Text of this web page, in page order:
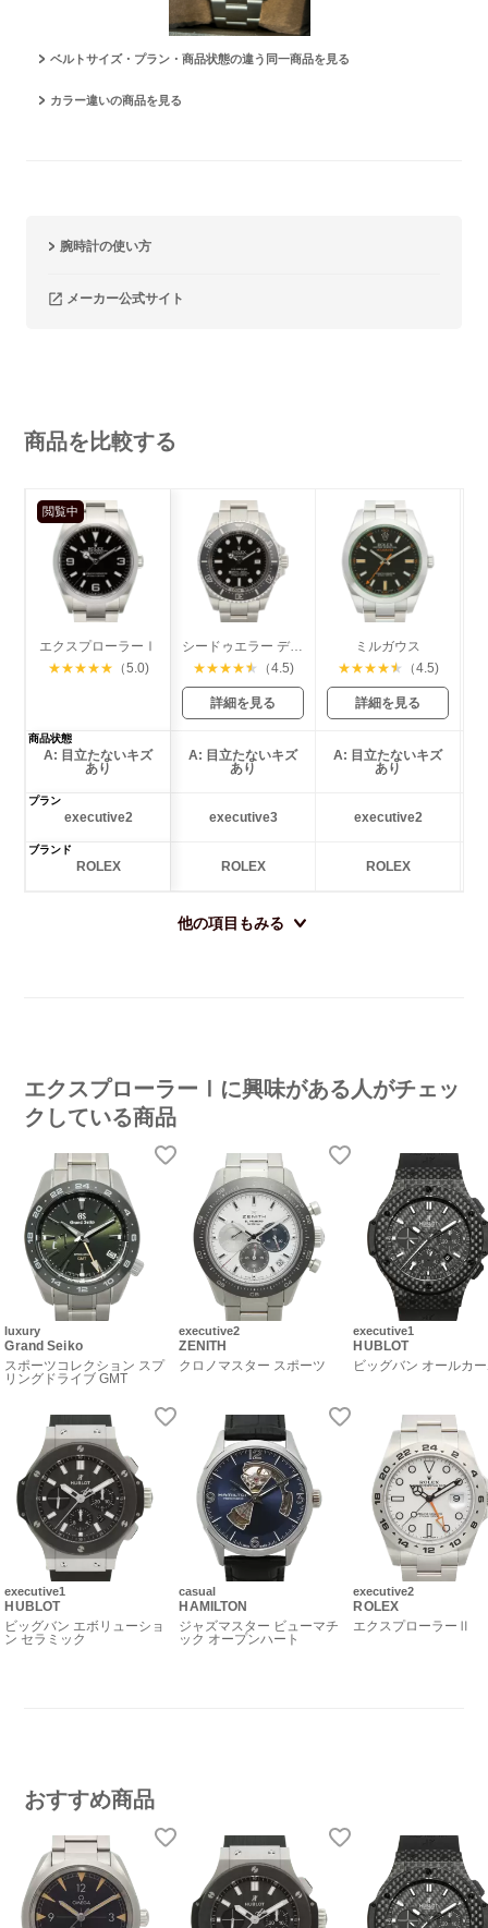
ベルトサイズ・プラン・商品状態の違う同一商品を見る
カラー違いの商品を見る
腕時計の使い方
メーカー公式サイト
商品を比較する
閲覧中
エクスプローラーⅠ
★★★★★ （5.0)
シードゥエラー ディープシー
★★★★★ （4.5)
詳細を見る
ミルガウス
★★★★★ （4.5)
詳細を見る
商品状態
A: 目立たないキズ
あり
A: 目立たないキズ
あり
A: 目立たないキズ
あり
プラン
executive2 executive3 executive2
ブランド
ROLEX ROLEX ROLEX
他の項目もみる
エクスプローラーⅠに興味がある人がチェッ
クしている商品
luxury
Grand Seiko
スポーツコレクション スプ
リングドライブ GMT
executive1
HUBLOT
ビッグバン エボリューショ
ン セラミック
executive2
ZENITH
クロノマスター スポーツ
casual
HAMILTON
ジャズマスター ビューマチ
ック オープンハート
executive1
HUBLOT
ビッグバン オールカ
executive2
ROLEX
エクスプローラーⅡ
おすすめ商品